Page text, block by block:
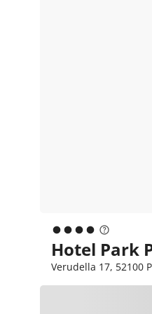
Hotel Park
Verudella 17, 52100